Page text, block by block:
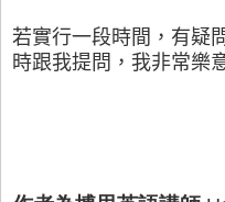
若實行一段時間，有疑
時跟我提問，我非常樂